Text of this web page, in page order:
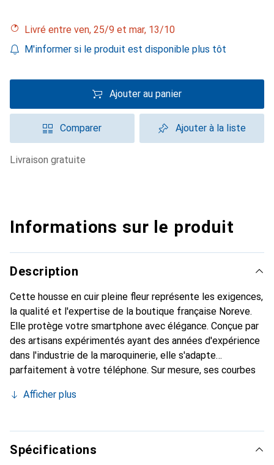
Livré entre ven, 25/9 et mar, 13/10
M'informer si le produit est disponible plus tôt
Ajouter au panier
Comparer Ajouter à la liste
livraison gratuite
Informations sur le produit
Description
Cette housse en cuir pleine fleur représente les exigences,
la qualité et l'expertise de la boutique française Noreve.
Elle protège votre smartphone avec élégance. Conçue par
des artisans expérimentés ayant des années d'expérience
dans l'industrie de la maroquinerie, elle s'adapte
parfaitement à votre téléphone. Sur mesure, ses courbes
l'accessoire chic et indispensable pour votre smartphone.
ses produits de haute qualité et constitue un choix fiable
pour une clientèle exigeante.
Afficher plus
Spécifications